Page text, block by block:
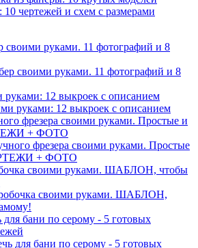
чертежей и схем с размерами
своими руками. 11 фотографий и 8
руками: 12 выкроек с описанием
фрезера своими руками. Простые и
+ ФОТО
своими руками. ШАБЛОН, чтобы
бани по серому - 5 готовых